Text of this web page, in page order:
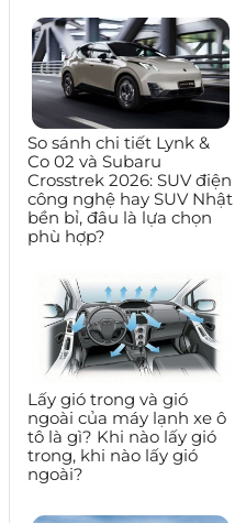
So sánh chi tiết Lynk &
Co 02 và Subaru
Crosstrek 2026: SUV điện
công nghệ hay SUV Nhật
bền bỉ, đâu là lựa chọn
phù hợp?
Lấy gió trong và gió
ngoài của máy lạnh xe ô
tô là gì? Khi nào lấy gió
trong, khi nào lấy gió
ngoài?